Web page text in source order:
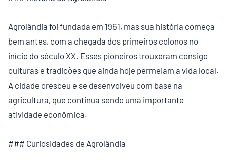
Agrolândia foi fundada em 1961, mas sua história começa
bem antes, com a chegada dos primeiros colonos no
início do século XX. Esses pioneiros trouxeram consigo
culturas e tradições que ainda hoje permeiam a vida local.
A cidade cresceu e se desenvolveu com base na
agricultura, que continua sendo uma importante
atividade econômica.
### Curiosidades de Agrolândia